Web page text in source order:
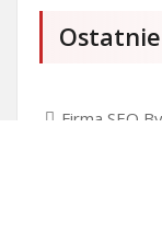
Firma SEO